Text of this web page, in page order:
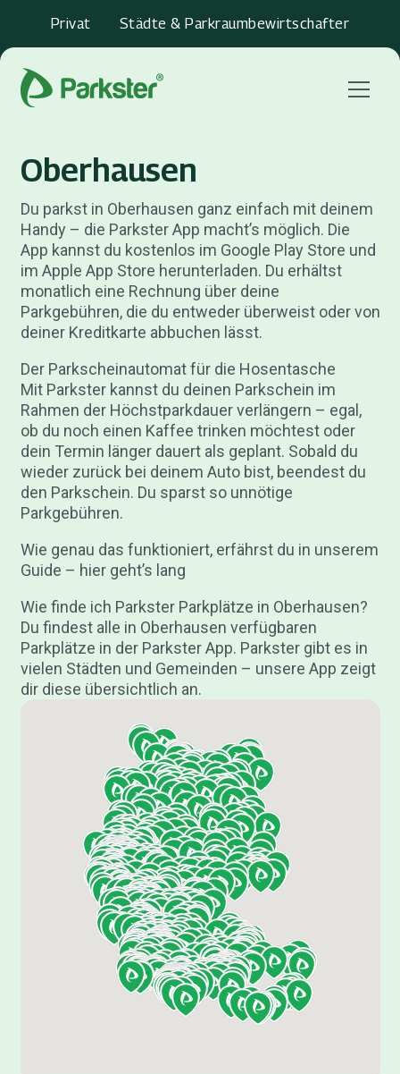
Privat Städte & Parkraumbewirtschafter
Menu
Oberhausen
Du parkst in Oberhausen ganz einfach mit deinem
Handy – die Parkster App macht’s möglich. Die
App kannst du kostenlos im Google Play Store und
im Apple App Store herunterladen. Du erhältst
monatlich eine Rechnung über deine
Parkgebühren, die du entweder überweist oder von
deiner Kreditkarte abbuchen lässt.
Der Parkscheinautomat für die Hosentasche
Mit Parkster kannst du deinen Parkschein im
Rahmen der Höchstparkdauer verlängern – egal,
ob du noch einen Kaffee trinken möchtest oder
dein Termin länger dauert als geplant. Sobald du
wieder zurück bei deinem Auto bist, beendest du
den Parkschein. Du sparst so unnötige
Parkgebühren.
Wie genau das funktioniert, erfährst du in unserem
Guide – hier geht’s lang
Wie finde ich Parkster Parkplätze in Oberhausen?
Du findest alle in Oberhausen verfügbaren
Parkplätze in der Parkster App. Parkster gibt es in
vielen Städten und Gemeinden – unsere App zeigt
dir diese übersichtlich an.